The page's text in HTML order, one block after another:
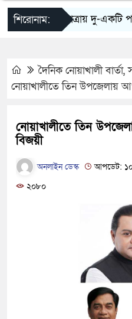
শিরোনাম:
‘ঈদ যাত্রায় দু-একটি
দৈনিক নোয়াখালী বার্তা,
নোয়াখালীতে তিন উপজেলায়
নোয়াখালীতে তিন
বিজয়ী
অনলাইন ডেস্ক
আপডেট:
২০৮০